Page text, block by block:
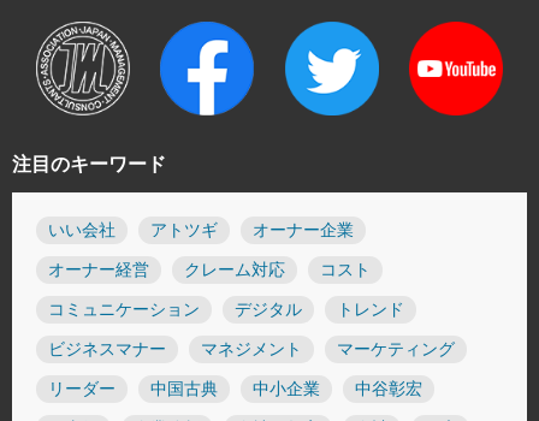
注目のキーワード
いい会社 アトツギ オーナー企業
オーナー経営 クレーム対応 コスト
コミュニケーション デジタル トレンド
ビジネスマナー マネジメント マーケティング
リーダー 中国古典 中小企業 中谷彰宏